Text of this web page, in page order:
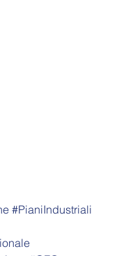
#PianiIndustriali